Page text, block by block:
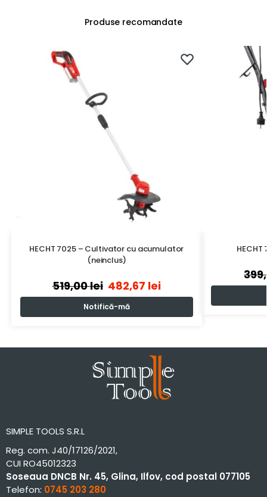
Produse recomandate
HECHT 7025 – Cultivator cu acumulator
(neinclus)
519,00lei 482,67 lei
Notifică-mă
SIMPLE TOOLS S.R.L
Reg. com. J40/17126/2021,
CUI RO45012323
Soseaua DNCB Nr. 45, Glina, Ilfov, cod postal 077105
Telefon: 0745 203 280